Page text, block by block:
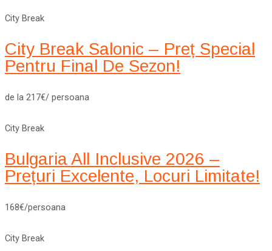
City Break
City Break Salonic – Preț Special
Pentru Final De Sezon!
de la 217€/ persoana
City Break
Bulgaria All Inclusive 2026 –
Prețuri Excelente, Locuri Limitate!
168€/persoana
City Break